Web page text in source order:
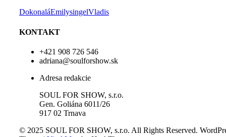
DokonaláEmilysingelVladis
KONTAKT
+421 908 726 546
adriana@soulforshow.sk
Adresa redakcie
SOUL FOR SHOW, s.r.o.
Gen. Goliána 6011/26
917 02 Trnava
© 2025 SOUL FOR SHOW, s.r.o. All Rights Reserved.